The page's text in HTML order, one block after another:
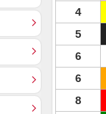
4
5
6
6
8